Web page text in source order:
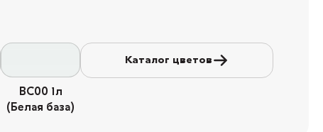
BC00 1л
(Белая база)
Каталог цветов